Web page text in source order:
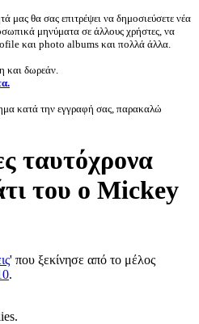
θα σας επιτρέψει να δημοσιεύσετε νέα
μηνύματα σε άλλους χρήστες, να
και photo albums και πολλά άλλα.
και δωρεάν.
κατά την εγγραφή σας, παρακαλώ
ταυτόχρονα
του ο Mickey
' που ξεκίνησε από το μέλος
.